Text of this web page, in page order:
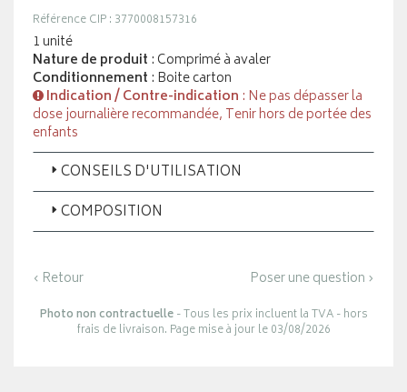
Référence CIP : 3770008157316
1 unité
Nature de produit : Comprimé à avaler
Conditionnement : Boite carton
Indication / Contre-indication : Ne pas dépasser la
dose journalière recommandée, Tenir hors de portée des
enfants
CONSEILS D'UTILISATION
COMPOSITION
‹ Retour Poser une question ›
Photo non contractuelle- Tous les prix incluent la TVA - hors
frais de livraison. Page mise à jour le 03/08/2026